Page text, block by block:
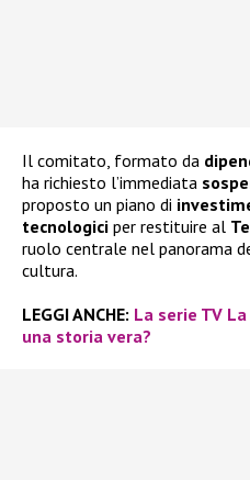
Il comitato, formato da
ha richiesto l’immediata
proposto un piano di
tecnologici per restituire al
ruolo centrale nel panorama
cultura.
LEGGI ANCHE: La serie TV
una storia vera?